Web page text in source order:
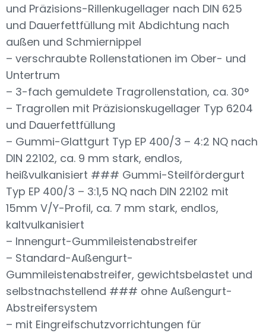
und Präzisions-Rillenkugellager nach DIN 625
und Dauerfettfüllung mit Abdichtung nach
außen und Schmiernippel
– verschraubte Rollenstationen im Ober- und
Untertrum
– 3-fach gemuldete Tragrollenstation, ca. 30°
– Tragrollen mit Präzisionskugellager Typ 6204
und Dauerfettfüllung
– Gummi-Glattgurt Typ EP 400/3 – 4:2 NQ nach
DIN 22102, ca. 9 mm stark, endlos,
heißvulkanisiert ### Gummi-Steilfördergurt
Typ EP 400/3 – 3:1,5 NQ nach DIN 22102 mit
15mm V/Y-Profil, ca. 7 mm stark, endlos,
kaltvulkanisiert
– Innengurt-Gummileistenabstreifer
– Standard-Außengurt-
Gummileistenabstreifer, gewichtsbelastet und
selbstnachstellend ### ohne Außengurt-
Abstreifersystem
– mit Eingreifschutzvorrichtungen für